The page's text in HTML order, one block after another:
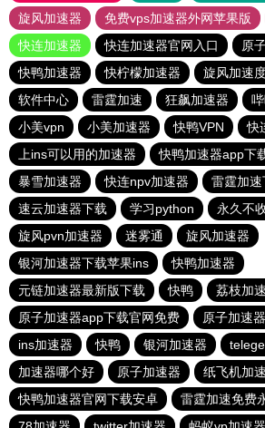
旋风加速器
免费vps加速器外网苹果版
快连加速器
快连加速器官网入口
原
快鸭加速器
快柠檬加速器 旋风加速
软件中心
雷霆加速 狂飙加速器
小美vpn
小美加速器 快鸭VPN
快
上ins可以用的加速器
快鸭加速器app下
暴雪加速器
快连npv加速器 雷霆加速
速云加速器下载
学习python
永久不
旋风pvn加速器
迷雾通
旋风加速器
银河加速器下载苹果ins
快鸭加速器
元链加速器最新版下载
快鸭 荔枝加
原子加速器app下载官网免费
原子加速器
ins加速器
快鸭 银河加速器
加速器哪个好
原子加速器
纸飞机加
快鸭加速器官网下载安卓
雷霆加速免费